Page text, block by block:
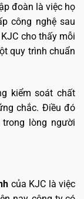
đoàn là việc họ
công nghệ sau
cho thấy mỗi
quy trình chuẩn
kiểm soát chất
chắc. Điều đó
lòng người
của KJC là việc